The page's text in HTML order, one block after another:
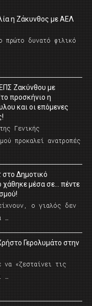
η Ζάκυνθος με ΑΕΛ
πρώτο δυνατό φιλικό
Ζακύνθου με
προσκήνιο η
και οι επόμενες
Γενικής
προκαλεί ανατροπές
στο Δημοτικό
χάθηκε μέσα σε… πέντε
ο γιαλός δεν
…
Γερολυμάτο στην
«ζεσταίνει τις
…